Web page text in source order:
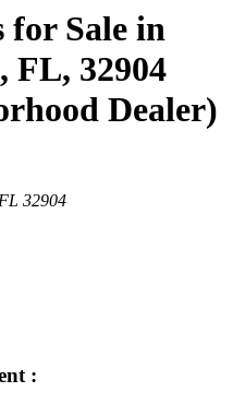
for Sale in
FL, 32904
Dealer)
32904
: